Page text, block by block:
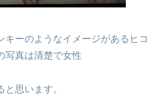
キーのようなイメージがあるヒコ
写真は清楚で女性
思います。